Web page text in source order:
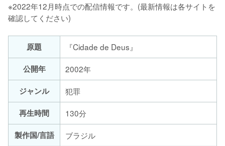
※2022年12月時点での配信情報です。(最新情報は各サイトを
確認してください)
原題
『Cidade de Deus』
公開年
2002年
ジャンル
犯罪
再生時間
130分
製作国/言語
ブラジル